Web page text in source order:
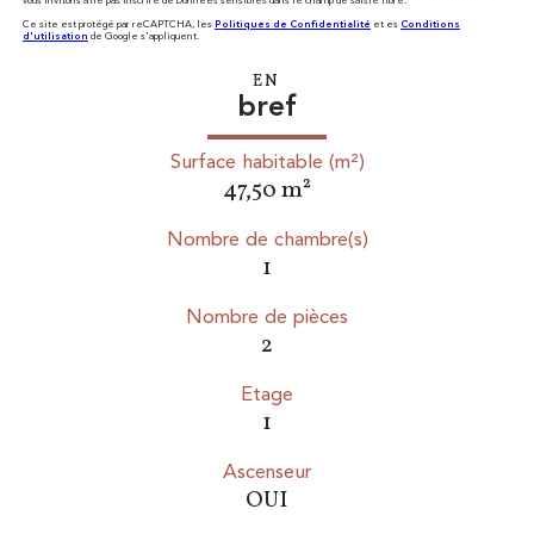
Ce site est protégé par reCAPTCHA, les Politiques de Confidentialité et es Conditions
d'utilisation de Google s'appliquent.
EN
bref
Surface habitable (m²)
47,50 m²
Nombre de chambre(s)
1
Nombre de pièces
2
Etage
1
Ascenseur
OUI